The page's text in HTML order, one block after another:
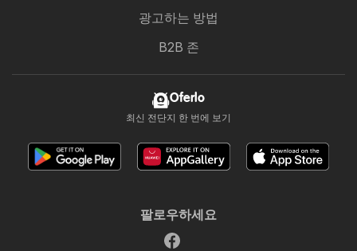
광고하는 방법
B2B 존
Oferlo
최신 전단지 한 번에 보기
팔로우하세요